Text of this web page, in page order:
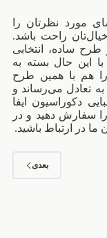
مورد نظرتان را
راحت باشد.
طرح ساده، انتخابی
این حال بسته به
هم با همین طرح
تعادل می‌رساند و
دکوراسیون ایفا
سفارش دهید و در
ما در ارتباط باشید.
بعدی